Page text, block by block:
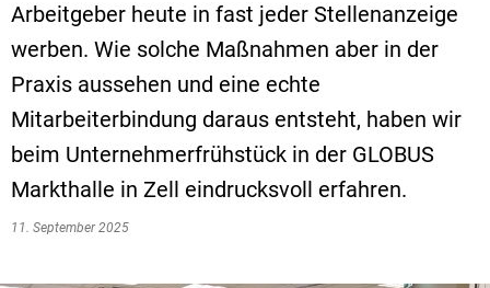
VG Ulmen
Arbeitgeber heute in fast jeder Stellenanzeige
werben. Wie solche Maßnahmen aber in der
Praxis aussehen und eine echte
Mitarbeiterbindung daraus entsteht, haben wir
beim Unternehmerfrühstück in der GLOBUS
Markthalle in Zell eindrucksvoll erfahren.
11. September 2025